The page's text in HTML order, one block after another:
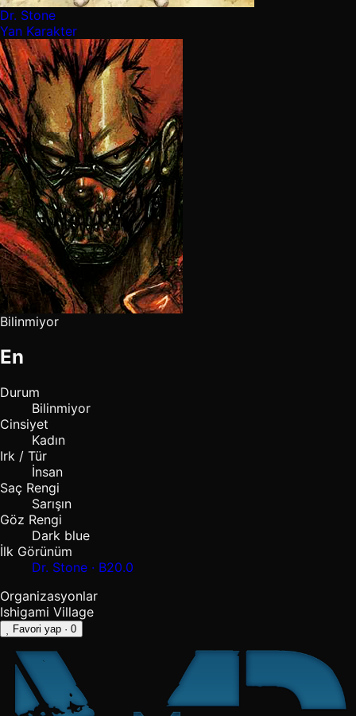
Dr. Stone
Yan Karakter
Bilinmiyor
En
Durum
Bilinmiyor
Cinsiyet
Kadın
Irk / Tür
İnsan
Saç Rengi
Sarışın
Göz Rengi
Dark blue
İlk Görünüm
Dr. Stone · B20.0
Organizasyonlar
Ishigami Village
Favori yap · 0